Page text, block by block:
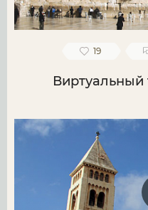
19
Виртуальный